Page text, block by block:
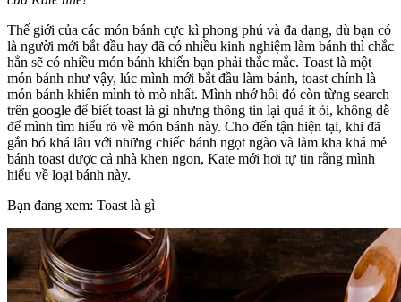
Thế giới của các món bánh cực kì phong phú và đa dạng, dù bạn có
là người mới bắt đầu hay đã có nhiều kinh nghiệm làm bánh thì chắc
hẳn sẽ có nhiều món bánh khiến bạn phải thắc mắc. Toast là một
món bánh như vậy, lúc mình mới bắt đầu làm bánh, toast chính là
món bánh khiến mình tò mò nhất. Mình nhớ hồi đó còn từng search
trên google để biết toast là gì nhưng thông tin lại quá ít ỏi, không dễ
để mình tìm hiểu rõ về món bánh này. Cho đến tận hiện tại, khi đã
gắn bó khá lâu với những chiếc bánh ngọt ngào và làm kha khá mẻ
bánh toast được cả nhà khen ngon, Kate mới hơi tự tin rằng mình
hiểu về loại bánh này.
Bạn đang xem: Toast là gì